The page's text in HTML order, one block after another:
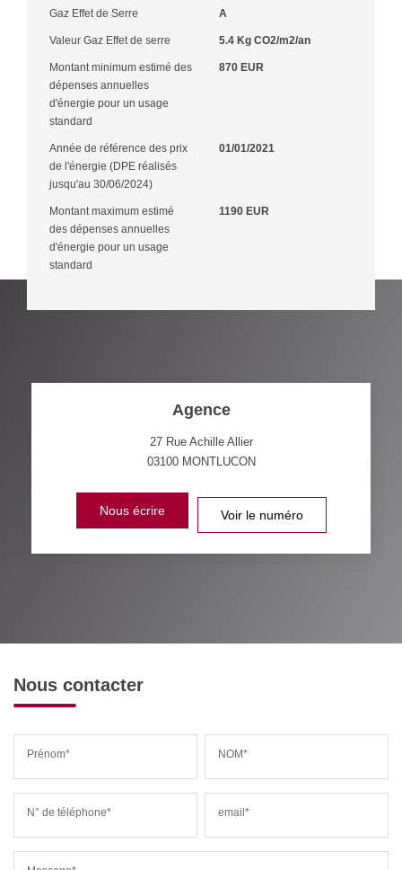
Gaz Effet de Serre A
Valeur Gaz Effet de serre 5.4 Kg CO2/m2/an
Montant minimum estimé des
dépenses annuelles
d'énergie pour un usage
standard
870 EUR
Année de référence des prix
de l'énergie (DPE réalisés
jusqu'au 30/06/2024)
01/01/2021
Montant maximum estimé
des dépenses annuelles
d'énergie pour un usage
standard
1190 EUR
Agence
27 Rue Achille Allier
03100 MONTLUCON
Nous écrire Voir le numéro
Nous contacter
Prénom* NOM*
N° de téléphone* email*